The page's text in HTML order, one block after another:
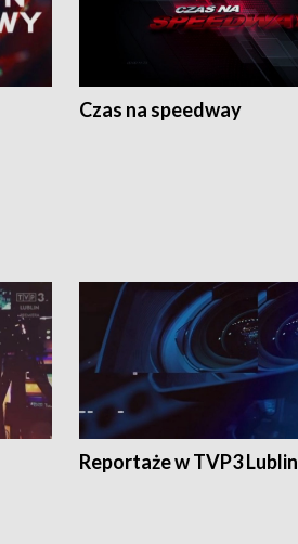
Czas na speedway
Reportaże w TVP3 Lublin